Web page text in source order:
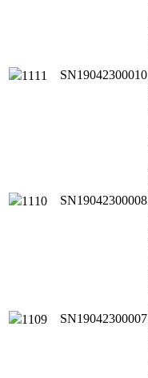
1111 SN19042300010
1110 SN19042300008
1109 SN19042300007